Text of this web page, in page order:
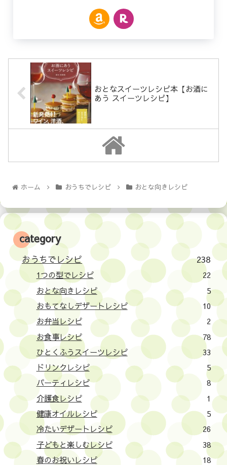
おとなスイーツレシピ本【お酒に
あう スイーツレシピ】
ホーム おうちでレシピ おとな向きレシピ
category
おうちでレシピ 238
1つの型でレシピ
22
おとな向きレシピ
5
おもてなしデザートレシピ
10
お弁当レシピ
2
お食事レシピ
78
ひとくふうスイーツレシピ
33
ドリンクレシピ
5
パーティレシピ
8
介護食レシピ
1
健康オイルレシピ
5
冷たいデザートレシピ
26
子どもと楽しむレシピ
38
春のお祝いレシピ
18